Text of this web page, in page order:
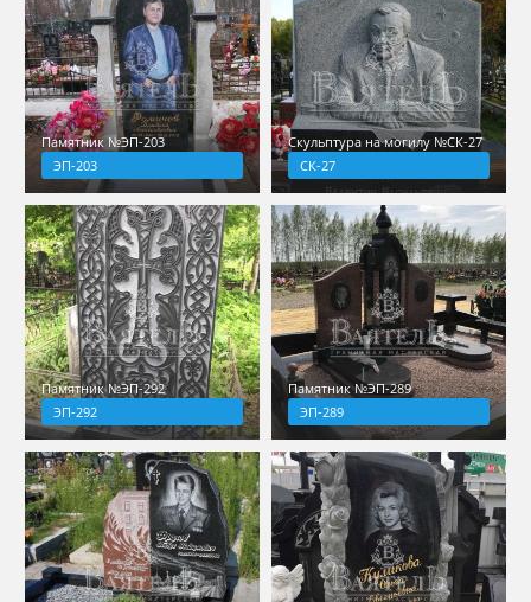
Памятник №ЭП-203
ЭП-203
Скульптура на могилу №СК-27
СК-27
Памятник №ЭП-292
ЭП-292
Памятник №ЭП-289
ЭП-289